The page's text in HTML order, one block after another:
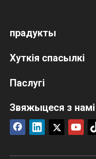
прадукты
Хуткія спасылкі
Паслугі
Звяжыцеся з намі